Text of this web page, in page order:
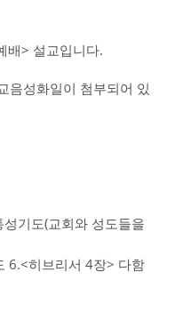
배> 설교입니다.
음성화일이 첨부되어 있
기도(교회와 성도들을
6.<히브리서 4장> 다함